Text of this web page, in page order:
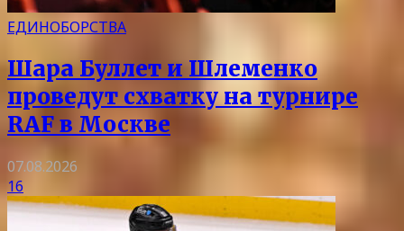
ЕДИНОБОРСТВА
Шара Буллет и Шлеменко
проведут схватку на турнире
RAF в Москве
07.08.2026
16